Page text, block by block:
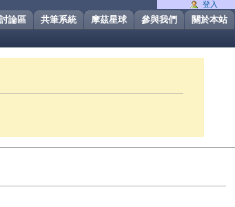
關於本站
參與我們
摩茲星球
共筆系統
討論區
登入